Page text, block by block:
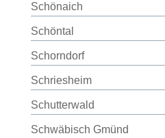
Schönaich
Schöntal
Schorndorf
Schriesheim
Schutterwald
Schwäbisch Gmünd